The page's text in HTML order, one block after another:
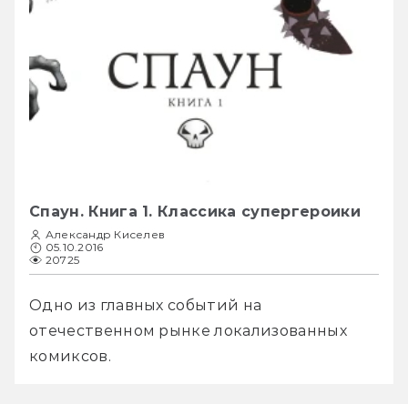
Спаун. Книга 1. Классика супергероики
Александр Киселев
05.10.2016
20725
Одно из главных событий на
отечественном рынке локализованных
комиксов.